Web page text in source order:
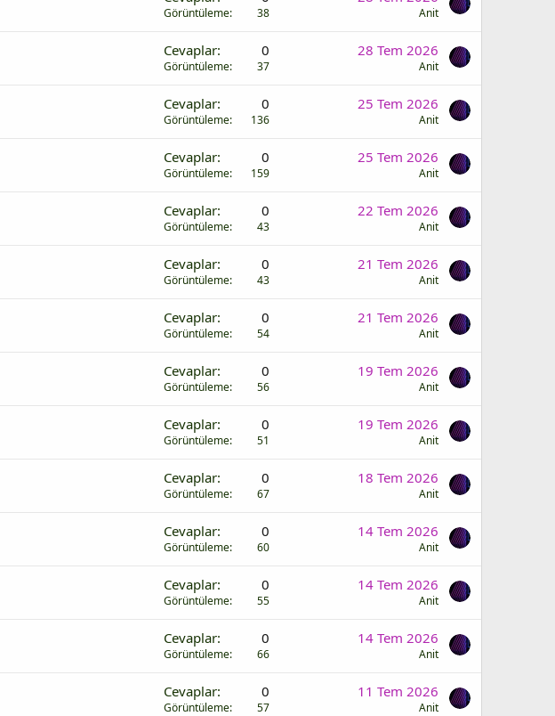
Görüntüleme 38 Anit
Cevaplar 0
Görüntüleme 37
28 Tem 2026
Anit
Cevaplar 0
Görüntüleme 136
25 Tem 2026
Anit
Cevaplar 0
Görüntüleme 159
25 Tem 2026
Anit
Cevaplar 0
Görüntüleme 43
22 Tem 2026
Anit
Cevaplar 0
Görüntüleme 43
21 Tem 2026
Anit
Cevaplar 0
Görüntüleme 54
21 Tem 2026
Anit
Cevaplar 0
Görüntüleme 56
19 Tem 2026
Anit
Cevaplar 0
Görüntüleme 51
19 Tem 2026
Anit
Cevaplar 0
Görüntüleme 67
18 Tem 2026
Anit
Cevaplar 0
Görüntüleme 60
14 Tem 2026
Anit
Cevaplar 0
Görüntüleme 55
14 Tem 2026
Anit
Cevaplar 0
Görüntüleme 66
14 Tem 2026
Anit
Cevaplar 0
Görüntüleme 57
11 Tem 2026
Anit